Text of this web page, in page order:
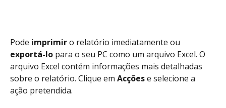
Pode imprimir o relatório imediatamente ou
exportá-lo para o seu PC como um arquivo Excel. O
arquivo Excel contém informações mais detalhadas
sobre o relatório. Clique em Acções e selecione a
ação pretendida.